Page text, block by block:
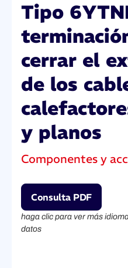
Tipo
cerrar el
de los
y planos
Componentes y
Consulta PDF
haga clic para ver más
datos